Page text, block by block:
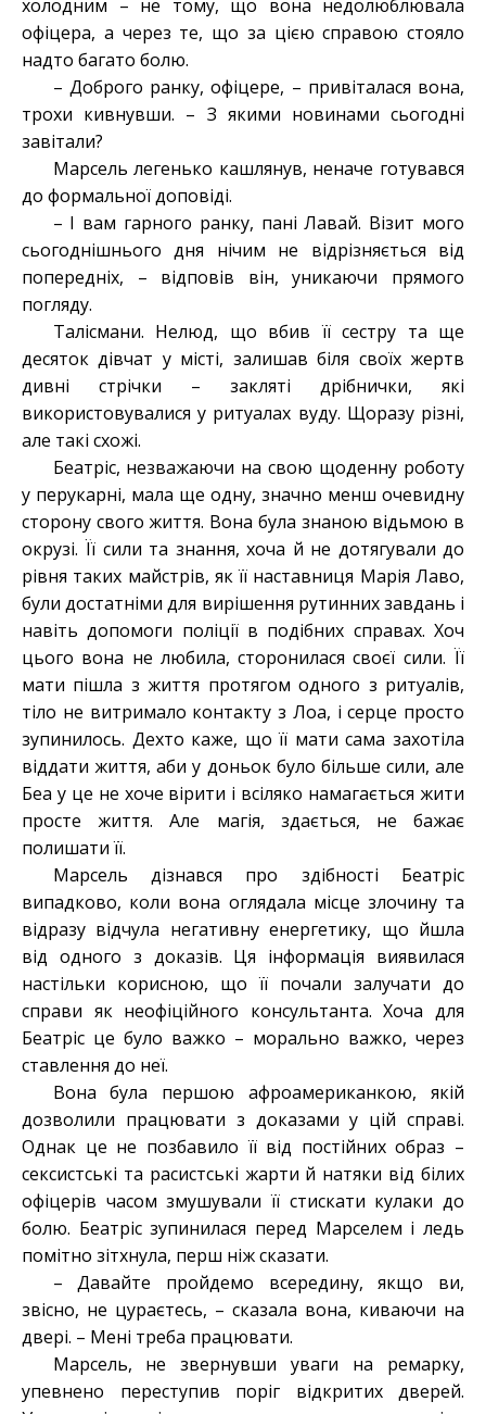
холодним – не тому, що вона недолюблювала
офіцера, а через те, що за цією справою стояло
надто багато болю.
– Доброго ранку, офіцере, – привіталася вона,
трохи кивнувши. – З якими новинами сьогодні
завітали?
Марсель легенько кашлянув, неначе готувався
до формальної доповіді.
– І вам гарного ранку, пані Лавай. Візит мого
сьогоднішнього дня нічим не відрізняється від
попередніх, – відповів він, уникаючи прямого
погляду.
Талісмани. Нелюд, що вбив її сестру та ще
десяток дівчат у місті, залишав біля своїх жертв
дивні стрічки – закляті дрібнички, які
використовувалися у ритуалах вуду. Щоразу різні,
але такі схожі.
Беатріс, незважаючи на свою щоденну роботу
у перукарні, мала ще одну, значно менш очевидну
сторону свого життя. Вона була знаною відьмою в
окрузі. Її сили та знання, хоча й не дотягували до
рівня таких майстрів, як її наставниця Марія Лаво,
були достатніми для вирішення рутинних завдань і
навіть допомоги поліції в подібних справах. Хоч
цього вона не любила, сторонилася своєї сили. Її
мати пішла з життя протягом одного з ритуалів,
тіло не витримало контакту з Лоа, і серце просто
зупинилось. Дехто каже, що її мати сама захотіла
віддати життя, аби у доньок було більше сили, але
Беа у це не хоче вірити і всіляко намагається жити
просте життя. Але магія, здається, не бажає
полишати її.
Марсель дізнався про здібності Беатріс
випадково, коли вона оглядала місце злочину та
відразу відчула негативну енергетику, що йшла
від одного з доказів. Ця інформація виявилася
настільки корисною, що її почали залучати до
справи як неофіційного консультанта. Хоча для
Беатріс це було важко – морально важко, через
ставлення до неї.
Вона була першою афроамериканкою, якій
дозволили працювати з доказами у цій справі.
Однак це не позбавило її від постійних образ –
сексистські та расистські жарти й натяки від білих
офіцерів часом змушували її стискати кулаки до
болю. Беатріс зупинилася перед Марселем і ледь
помітно зітхнула, перш ніж сказати.
– Давайте пройдемо всередину, якщо ви,
звісно, не цураєтесь, – сказала вона, киваючи на
двері. – Мені треба працювати.
Марсель, не звернувши уваги на ремарку,
упевнено переступив поріг відкритих дверей.